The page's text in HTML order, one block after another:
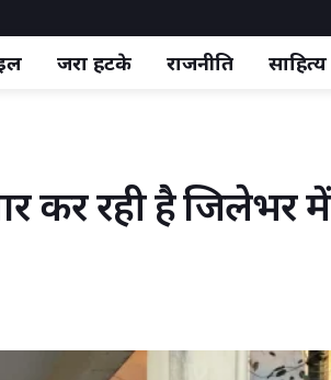
जरा हटके राजनीति साहित्य
कर रही है जिलेभर में